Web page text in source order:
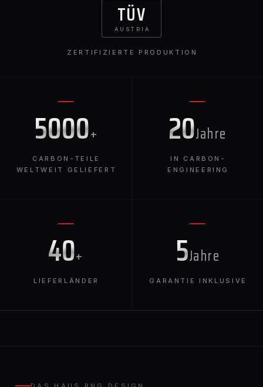
5000+
CARBON-TEILE
WELTWEIT GELIEFERT
20Jahre
IN CARBON-
ENGINEERING
TÜV
AUSTRIA
ZERTIFIZIERTE PRODUKTION
40+
LIEFERLÄNDER
5Jahre
GARANTIE INKLUSIVE